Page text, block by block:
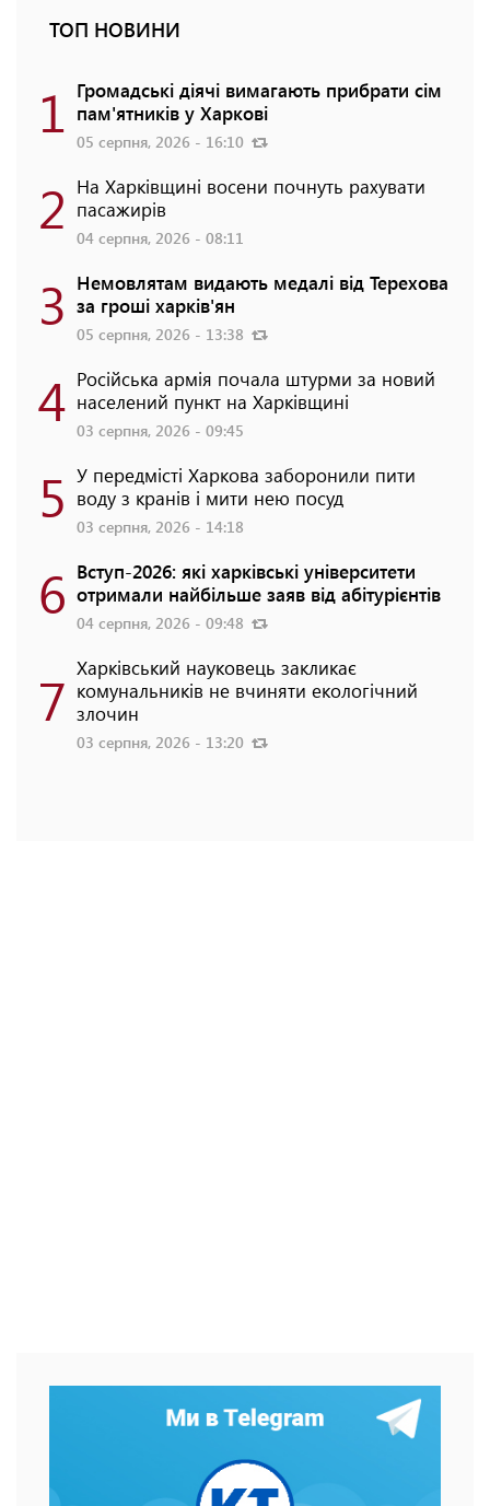
ТОП НОВИНИ
1 Громадські діячі вимагають прибрати сім
пам'ятників у Харкові
05 серпня, 2026 - 16:10
2 На Харківщині восени почнуть рахувати
пасажирів
04 серпня, 2026 - 08:11
3 Немовлятам видають медалі від Терехова
за гроші харків'ян
05 серпня, 2026 - 13:38
4 Російська армія почала штурми за новий
населений пункт на Харківщині
03 серпня, 2026 - 09:45
5 У передмісті Харкова заборонили пити
воду з кранів і мити нею посуд
03 серпня, 2026 - 14:18
6 Вступ-2026: які харківські університети
отримали найбільше заяв від абітурієнтів
04 серпня, 2026 - 09:48
7 Харківський науковець закликає
комунальників не вчиняти екологічний
злочин
03 серпня, 2026 - 13:20